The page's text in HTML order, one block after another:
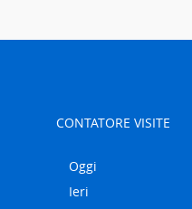
CONTATORE VISITE
Oggi
Ieri